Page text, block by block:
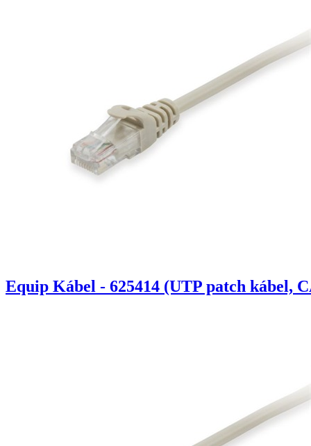
Equip Kábel - 625414 (UTP patch kábel,